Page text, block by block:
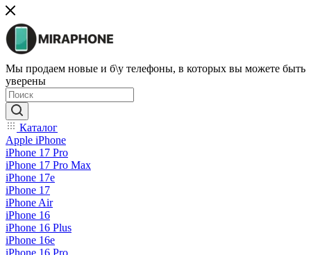
Мы продаем новые и б\у телефоны, в которых вы можете быть
уверены
Каталог
Apple iPhone
iPhone 17 Pro
iPhone 17 Pro Max
iPhone 17e
iPhone 17
iPhone Air
iPhone 16
iPhone 16 Plus
iPhone 16e
iPhone 16 Pro